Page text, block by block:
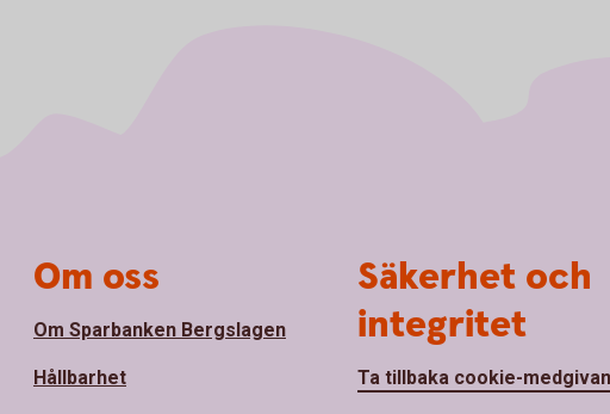
Om oss
Om Sparbanken Bergslagen
Hållbarhet
Säkerhet och
integritet
Ta tillbaka cookie-